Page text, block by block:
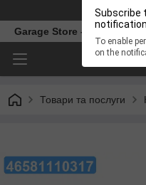
Subscribe
To enable
on the
Garage Store – інтернет
Товари та послуги